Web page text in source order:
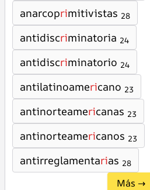
anarcoprimitivistas 28
antidiscriminatoria 24
antidiscriminatorio 24
antilatinoamericano 23
antinorteamericanas 23
antinorteamericanos 23
antirreglamentarias 28
Más →